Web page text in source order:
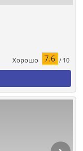
Хорошо 7.6 / 10